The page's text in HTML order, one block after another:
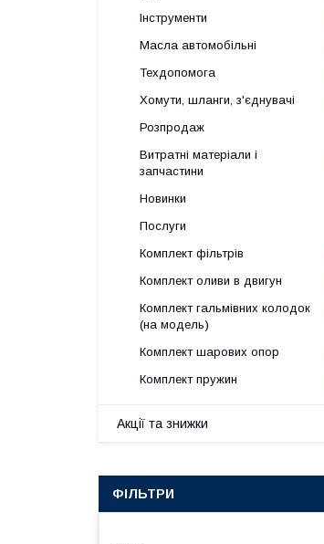
Інструменти
Масла автомобільні
Техдопомога
Хомути, шланги, з'єднувачі
Розпродаж
Витратні матеріали і
запчастини
Новинки
Послуги
Комплект фільтрів
Комплект оливи в двигун
Комплект гальмівних колодок
(на модель)
Комплект шарових опор
Комплект пружин
Акції та знижки
ФІЛЬТРИ